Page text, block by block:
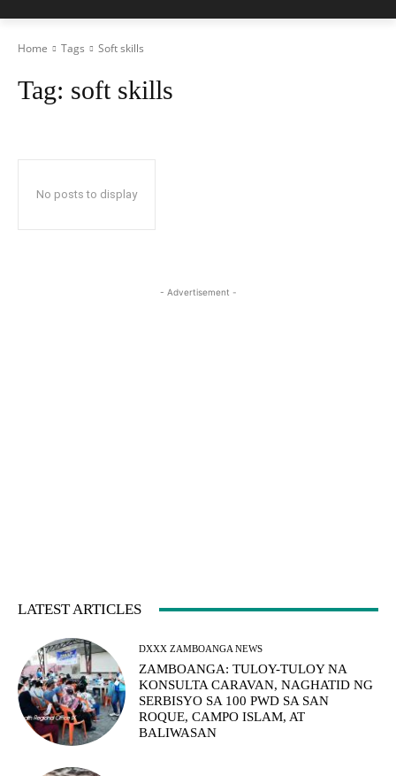
Home Tags Soft skills
Tag: soft skills
No posts to display
- Advertisement -
LATEST ARTICLES
DXXX ZAMBOANGA NEWS
ZAMBOANGA: TULOY-TULOY NA
KONSULTA CARAVAN, NAGHATID NG
SERBISYO SA 100 PWD SA SAN
ROQUE, CAMPO ISLAM, AT
BALIWASAN